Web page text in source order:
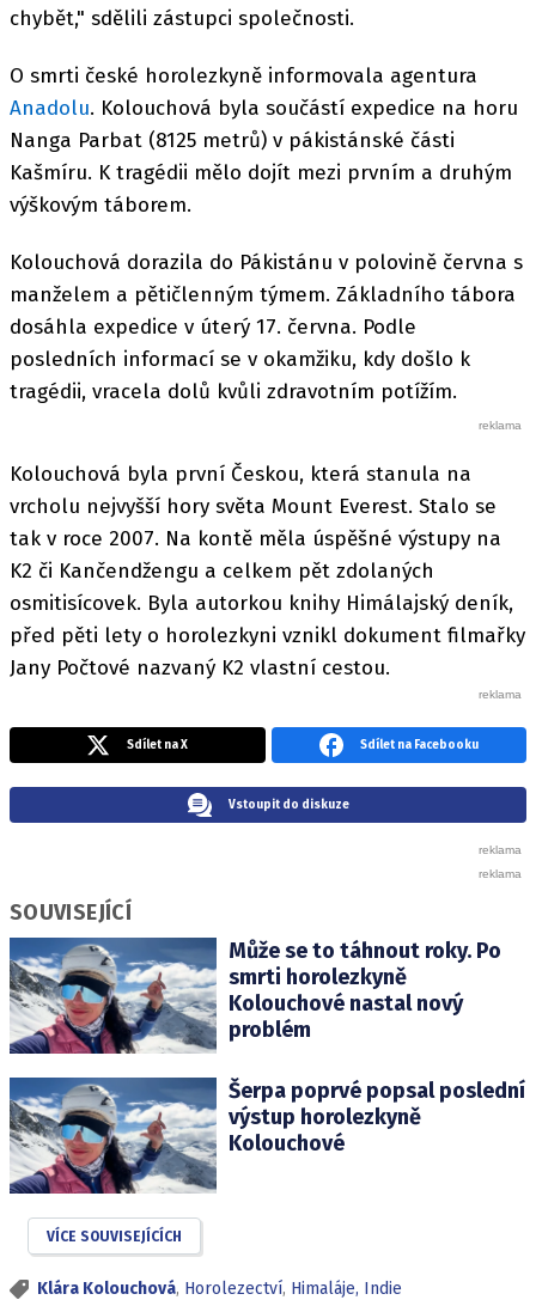
chybět," sdělili zástupci společnosti.
O smrti české horolezkyně informovala agentura
Anadolu. Kolouchová byla součástí expedice na horu
Nanga Parbat (8125 metrů) v pákistánské části
Kašmíru. K tragédii mělo dojít mezi prvním a druhým
výškovým táborem.
Kolouchová dorazila do Pákistánu v polovině června s
manželem a pětičlenným týmem. Základního tábora
dosáhla expedice v úterý 17. června. Podle
posledních informací se v okamžiku, kdy došlo k
tragédii, vracela dolů kvůli zdravotním potížím.
Kolouchová byla první Českou, která stanula na
vrcholu nejvyšší hory světa Mount Everest. Stalo se
tak v roce 2007. Na kontě měla úspěšné výstupy na
K2 či Kančendžengu a celkem pět zdolaných
osmitisícovek. Byla autorkou knihy Himálajský deník,
před pěti lety o horolezkyni vznikl dokument filmařky
Jany Počtové nazvaný K2 vlastní cestou.
Sdílet na X Sdílet na Facebooku
Vstoupit do diskuze
SOUVISEJÍCÍ
Může se to táhnout roky. Po
smrti horolezkyně
Kolouchové nastal nový
problém
Šerpa poprvé popsal poslední
výstup horolezkyně
Kolouchové
VÍCE SOUVISEJÍCÍCH
Klára Kolouchová, Horolezectví, Himaláje, Indie